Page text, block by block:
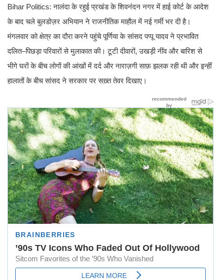
Bihar Politics: नालंदा के रहुई प्रखंड के शिवनंदन नगर में हाई कोर्ट के आदेश
के बाद चले बुलडोज़र अभियान ने राजनीतिक माहौल में नई गर्मी भर दी है।
मंगलवार को क्षेत्र का दौरा करने पहुंचे पूर्णिया के सांसद पप्पू यादव ने प्रभावित
दलित–पिछड़ा परिवारों से मुलाकात की। टूटी दीवारों, उखड़ी नींव और बारिश से
भीगे घरों के बीच लोगों की आंखों में दर्द और नाराज़गी साफ़ झलक रही थी और इन्हीं
हालातों के बीच सांसद ने सरकार पर सख़्त तेवर दिखाए।